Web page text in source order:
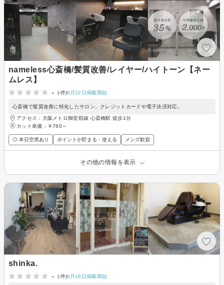
nameless心斎橋/髪質改善/レイヤー/ハイトーン【ネー
ムレス】
-
(-件)6月22日掲載開始
心斎橋で髪質改善に特化したサロン。クレジットカードや電子決済対応。
アクセス：大阪メトロ御堂筋線 心斎橋駅 徒歩1分
カット単価： ￥780～
◎ 本日空席あり ポイントが貯まる・使える メンズ歓迎
その他の情報を表示
shinka.
-
(-件)6月18日掲載開始